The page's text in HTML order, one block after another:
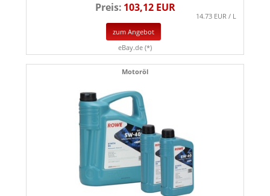
Preis: 103,12 EUR
14.73 EUR / L
zum Angebot
eBay.de (*)
Motoröl